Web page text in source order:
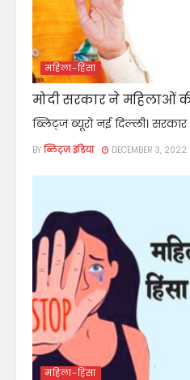
महिला-हिंसा
मोदी सरकार ने महिलाओं
ब्लिट्ज ब्यूरो नई दिल्ली।
BY ब्लिट्ज़ इंडिया DECEMBER 3, 2022
महिला-हिंसा